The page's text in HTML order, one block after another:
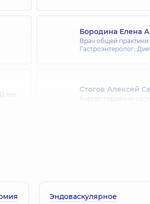
Бородина Елена
Врач общей практики
Гастроэнтеролог;
лет
Стогов Алексей
Хирург сердечно-
Эндоваскулярное